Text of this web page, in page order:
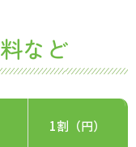
など
1割（円）